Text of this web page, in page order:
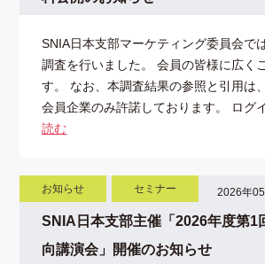
SNIA日本支部マーケティング委員会で
調査を行いました。 会員の皆様に広く
す。 なお、本調査結果の参照と引用は
会員企業のみ許諾しております。 ログ
読む
お知らせ セミナー 2026年
SNIA日本支部主催「2026年度第1
向講演会」開催のお知らせ